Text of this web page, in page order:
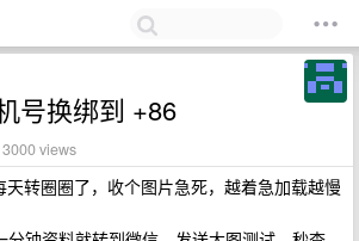
号换绑到 +86
3000 views
转圈圈了，收个图片急死，越着急加载越慢